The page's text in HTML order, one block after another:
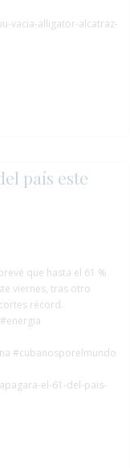
vacia-alligator-alcatraz-
país este
que hasta el 61 %
viernes, tras otro
récord.
#energia
#cubanosporelmundo
el-61-del-pais-